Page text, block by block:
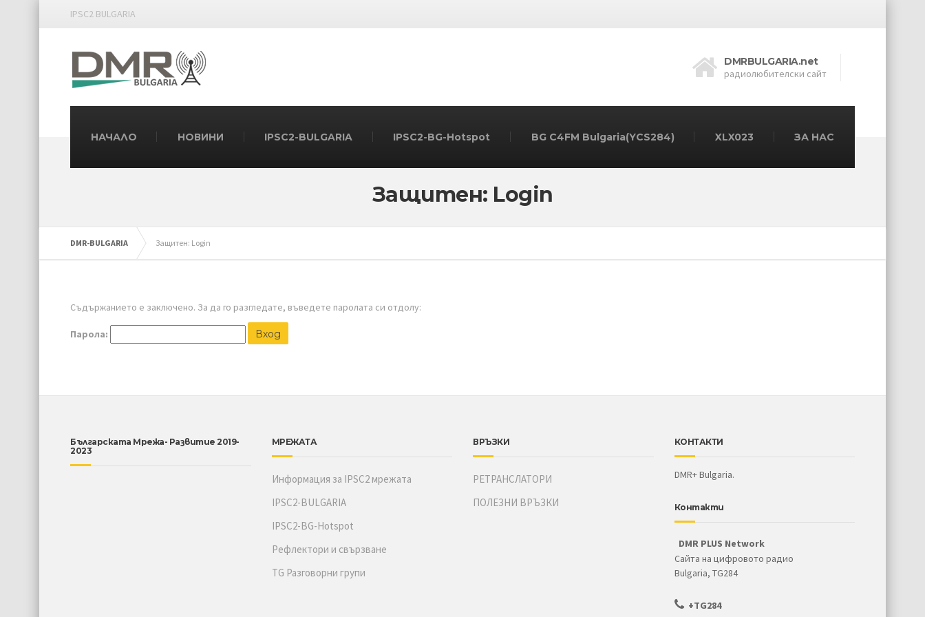
IPSC2 BULGARIA
DMRBULGARIA.net
радиолюбителски сайт
НАЧАЛО НОВИНИ IPSC2-BULGARIA IPSC2-BG-Hotspot BG C4FM Bulgaria(YCS284) XLX023 ЗА НАС
Защитен: Login
DMR-BULGARIA Защитен: Login
Съдържанието е заключено. За да го разгледате, въведете паролата си отдолу:
Парола:
Българската Мрежа- Развитие 2019-
2023
МРЕЖАТА
Информация за IPSC2 мрежата
IPSC2-BULGARIA
IPSC2-BG-Hotspot
Рефлектори и свързване
TG Разговорни групи
ВРЪЗКИ
РЕТРАНСЛАТОРИ
ПОЛЕЗНИ ВРЪЗКИ
КОНТАКТИ
DMR+ Bulgaria.
Контакти
DMR PLUS Network
Сайта на цифровото радио
Bulgaria, TG284
+TG284